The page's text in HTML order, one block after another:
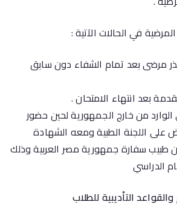
في الحالات الآتية :
مرضى بعد تمام الشفاء دون سابق
بعد انتهاء الامتحان .
من خارج الجمهورية لحين حضور
على اللجنة الطبية ومعه الشهادة
طبيب سفارة جمهورية مصر العربية وذلك
الدراسي
التأديبية للطلاب